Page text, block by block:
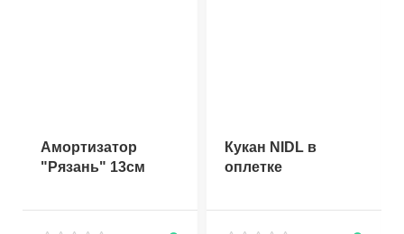
Амортизатор
"Рязань" 13см
Кукан NIDL в
оплетке